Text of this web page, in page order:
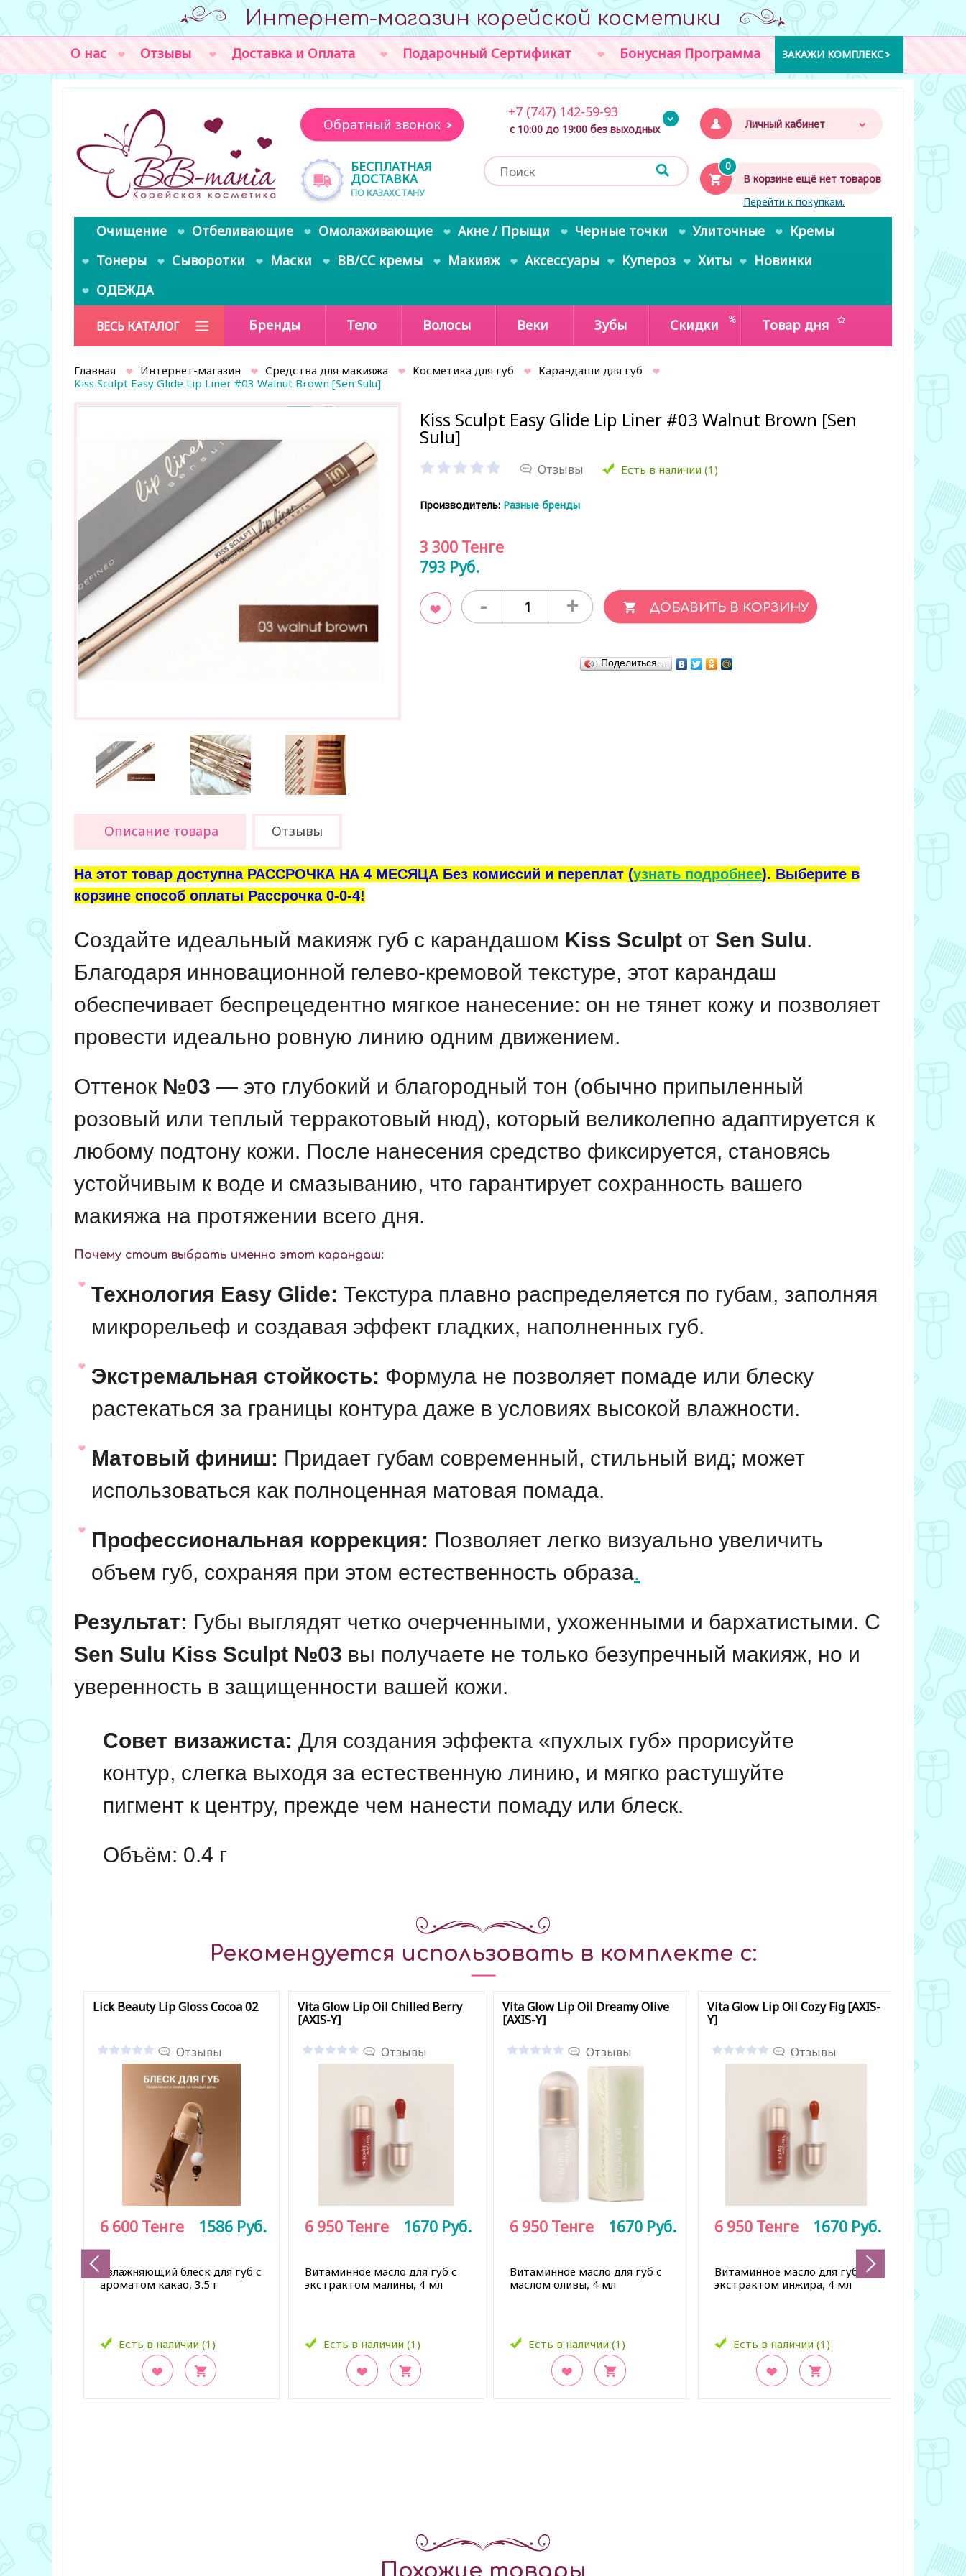
Интернет-магазин корейской косметики
О нас Отзывы Доставка и Оплата Подарочный Сертификат Бонусная Программа ЗАКАЖИ КОМПЛЕКС
Личный кабинет
0
В корзине ещё нет товаров
Перейти к покупкам.
Обратный звонок
БЕСПЛАТНАЯ
ДОСТАВКА
ПО КАЗАХСТАНУ
+7 (747) 142-59-93
с 10:00 до 19:00 без выходных
Очищение Отбеливающие Омолаживающие Акне / Прыщи Черные точки Улиточные
Кремы
Тонеры
Сыворотки Маски BB/CC кремы Макияж Аксессуары Купероз Хиты
Новинки
ОДЕЖДА
ВЕСЬ КАТАЛОГ Бренды Тело Волосы Веки Зубы Скидки Товар дня
Главная Интернет-магазин Средства для макияжа Косметика для губ
Карандаши для губ
Kiss Sculpt Easy Glide Lip Liner #03 Walnut Brown [Sen Sulu]
Kiss Sculpt Easy Glide Lip Liner #03 Walnut Brown [Sen
Sulu]
Отзывы Есть в наличии (1)
Производитель: Разные бренды
3 300 Тенге
793 Руб.
- +
Поделиться…
Описание товара Отзывы
На этот товар доступна РАССРОЧКА НА 4 МЕСЯЦА Без комиссий и переплат (узнать подробнее). Выберите в
корзине способ оплаты Рассрочка 0-0-4!
Создайте идеальный макияж губ с карандашом Kiss Sculpt от Sen Sulu.
Благодаря инновационной гелево-кремовой текстуре, этот карандаш
обеспечивает беспрецедентно мягкое нанесение: он не тянет кожу и позволяет
провести идеально ровную линию одним движением.
Оттенок №03 — это глубокий и благородный тон (обычно припыленный
розовый или теплый терракотовый нюд), который великолепно адаптируется к
любому подтону кожи. После нанесения средство фиксируется, становясь
устойчивым к воде и смазыванию, что гарантирует сохранность вашего
макияжа на протяжении всего дня.
Почему стоит выбрать именно этот карандаш:
Технология Easy Glide: Текстура плавно распределяется по губам, заполняя
микрорельеф и создавая эффект гладких, наполненных губ.
Экстремальная стойкость: Формула не позволяет помаде или блеску
растекаться за границы контура даже в условиях высокой влажности.
Матовый финиш: Придает губам современный, стильный вид; может
использоваться как полноценная матовая помада.
Профессиональная коррекция: Позволяет легко визуально увеличить
объем губ, сохраняя при этом естественность образа.
Результат: Губы выглядят четко очерченными, ухоженными и бархатистыми. С
Sen Sulu Kiss Sculpt №03 вы получаете не только безупречный макияж, но и
уверенность в защищенности вашей кожи.
Совет визажиста: Для создания эффекта «пухлых губ» прорисуйте
контур, слегка выходя за естественную линию, и мягко растушуйте
пигмент к центру, прежде чем нанести помаду или блеск.
Объём: 0.4 г
Рекомендуется использовать в комплекте с:
Lick Beauty Lip Gloss Cocoa 02
Отзывы
Увлажняющий блеск для губ с
ароматом какао, 3.5 г
Есть в наличии (1)
6 600 Тенге 1586 Руб.
Vita Glow Lip Oil Chilled Berry
[AXIS-Y]
Отзывы
Витаминное масло для губ с
экстрактом малины, 4 мл
Есть в наличии (1)
6 950 Тенге 1670 Руб.
Vita Glow Lip Oil Dreamy Olive
[AXIS-Y]
Отзывы
Витаминное масло для губ с
маслом оливы, 4 мл
Есть в наличии (1)
6 950 Тенге 1670 Руб.
Vita Glow Lip Oil Cozy Fig [AXIS-
Y]
Отзывы
Витаминное масло для губ с
экстрактом инжира, 4 мл
Есть в наличии (1)
6 950 Тенге 1670 Руб.